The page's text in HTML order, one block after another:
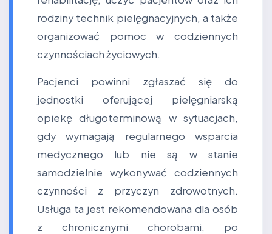
rodziny technik pielęgnacyjnych, a także
organizować pomoc w codziennych
czynnościach życiowych.
Pacjenci powinni zgłaszać się do
jednostki oferującej pielęgniarską
opiekę długoterminową w sytuacjach,
gdy wymagają regularnego wsparcia
medycznego lub nie są w stanie
samodzielnie wykonywać codziennych
czynności z przyczyn zdrowotnych.
Usługa ta jest rekomendowana dla osób
z chronicznymi chorobami, po